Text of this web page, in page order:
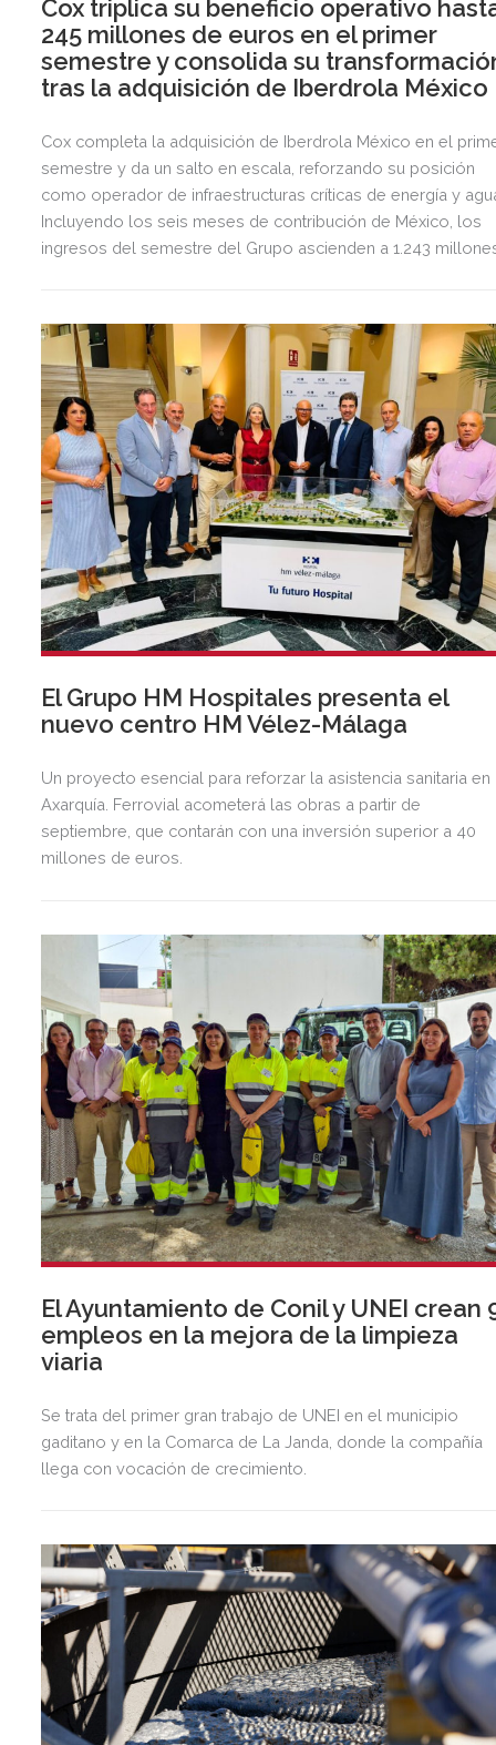
Cox triplica su beneficio operativo
245 millones de euros en el primer
semestre y consolida su
tras la adquisición de Iberdrola México
Cox completa la adquisición de Iberdrola México en el
semestre y da un salto en escala, reforzando su posición
como operador de infraestructuras críticas de energía y
Incluyendo los seis meses de contribución de México, los
ingresos del semestre del Grupo ascienden a 1.243
El Grupo HM Hospitales presenta el
nuevo centro HM Vélez-Málaga
Un proyecto esencial para reforzar la asistencia sanitaria en
Axarquía. Ferrovial acometerá las obras a partir de
septiembre, que contarán con una inversión superior a 40
millones de euros.
El Ayuntamiento de Conil y UNEI crean
empleos en la mejora de la limpieza
viaria
Se trata del primer gran trabajo de UNEI en el municipio
gaditano y en la Comarca de La Janda, donde la compañía
llega con vocación de crecimiento.